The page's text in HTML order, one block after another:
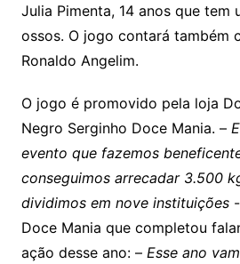
Julia Pimenta, 14 anos que tem
ossos. O jogo contará também
Ronaldo Angelim.
O jogo é promovido pela loja
Negro Serginho Doce Mania. –
evento que fazemos
conseguimos arrecadar 3.500
dividimos em nove instituições-
Doce Mania que completou
ação desse ano: – Esse ano